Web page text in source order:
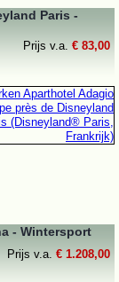
Paris -
Prijs v.a. € 83,00
- Wintersport
Prijs v.a. € 1.208,00